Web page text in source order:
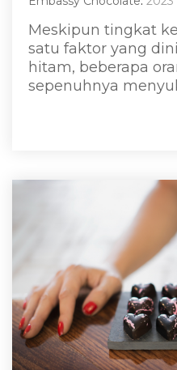
Meskipun tingkat
satu faktor yang
hitam, beberapa
sepenuhnya